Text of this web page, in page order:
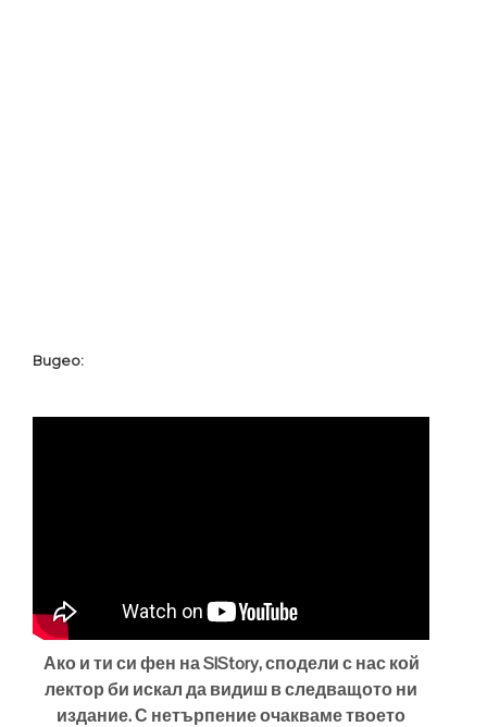
Видео:
Ако и ти си фен на SIStory, сподели с нас кой
лектор би искал да видиш в следващото ни
издание. С нетърпение очакваме твоето